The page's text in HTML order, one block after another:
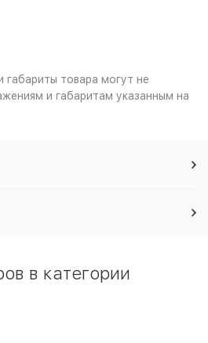
габариты товара могут не
и габаритам указанным на
в категории